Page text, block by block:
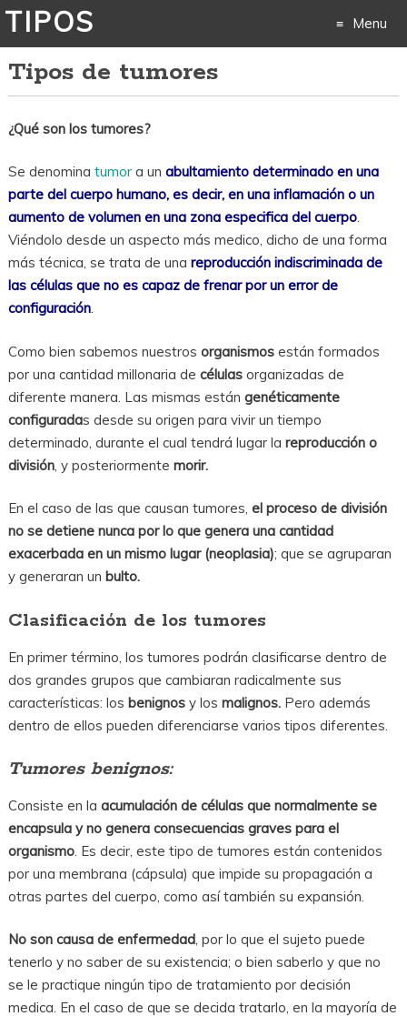
TIPOS Menu
Tipos de tumores
¿Qué son los tumores?
Se denomina tumor a un abultamiento determinado en una
parte del cuerpo humano, es decir, en una inflamación o un
aumento de volumen en una zona especifica del cuerpo.
Viéndolo desde un aspecto más medico, dicho de una forma
más técnica, se trata de una reproducción indiscriminada de
las células que no es capaz de frenar por un error de
configuración.
Como bien sabemos nuestros organismosestán formados
por una cantidad millonaria de célulasorganizadas de
diferente manera. Las mismas están genéticamente
configuradas desde su origen para vivir un tiempo
determinado, durante el cual tendrá lugar la reproducción o
división, y posteriormente morir.
En el caso de las que causan tumores, el proceso de división
no se detiene nunca por lo que genera una cantidad
exacerbada en un mismo lugar (neoplasia); que se agruparan
y generaran un bulto.
Clasificación de los tumores
En primer término, los tumores podrán clasificarse dentro de
dos grandes grupos que cambiaran radicalmente sus
características: los benignosy los malignos.Pero además
dentro de ellos pueden diferenciarse varios tipos diferentes.
Tumores benignos:
Consiste en la acumulación de células que normalmente se
encapsula y no genera consecuencias graves para el
organismo. Es decir, este tipo de tumores están contenidos
por una membrana (cápsula) que impide su propagación a
otras partes del cuerpo, como así también su expansión.
No son causa de enfermedad, por lo que el sujeto puede
tenerlo y no saber de su existencia; o bien saberlo y que no
se le practique ningún tipo de tratamiento por decisión
medica. En el caso de que se decida tratarlo, en la mayoría de